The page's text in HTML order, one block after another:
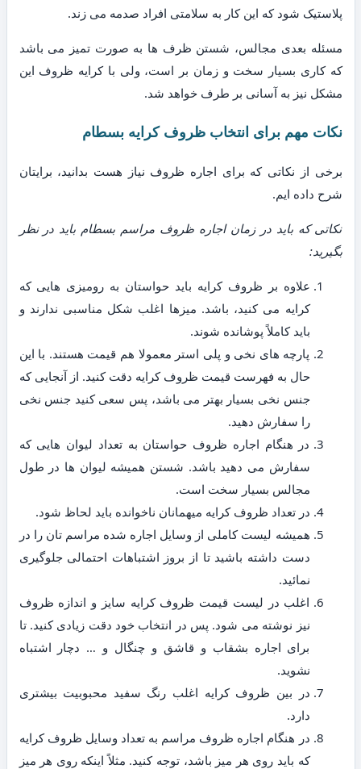
پلاستیک شود که این کار به سلامتی افراد صدمه می زند.
مسئله بعدی مجالس، شستن ظرف ها به صورت تمیز می باشد
که کاری بسیار سخت و زمان بر است، ولی با کرایه ظروف این
مشکل نیز به آسانی بر طرف خواهد شد.
نکات مهم برای انتخاب ظروف کرایه بسطام
برخی از نکاتی که برای اجاره ظروف نیاز هست بدانید، برایتان
شرح داده ایم.
نکاتی که باید در زمان اجاره ظروف مراسم بسطام باید در نظر
بگیرید:
علاوه بر ظروف کرایه باید حواستان به رومیزی هایی که
کرایه می کنید، باشد. میزها اغلب شکل مناسبی ندارند و
باید کاملاً پوشانده شوند.
پارچه های نخی و پلی استر معمولا هم قیمت هستند. با این
حال به فهرست قیمت ظروف کرایه دقت کنید. از آنجایی که
جنس نخی بسیار بهتر می باشد، پس سعی کنید جنس نخی
را سفارش دهید.
در هنگام اجاره ظروف حواستان به تعداد لیوان هایی که
سفارش می دهید باشد. شستن همیشه لیوان ها در طول
مجالس بسیار سخت است.
در تعداد ظروف کرایه میهمانان ناخوانده باید لحاظ شود.
همیشه لیست کاملی از وسایل اجاره شده مراسم تان را در
دست داشته باشید تا از بروز اشتباهات احتمالی جلوگیری
نمائید.
اغلب در لیست قیمت ظروف کرایه سایز و اندازه ظروف
نیز نوشته می شود. پس در انتخاب خود دقت زیادی کنید. تا
برای اجاره بشقاب و قاشق و چنگال و … دچار اشتباه
نشوید.
در بین ظروف کرایه اغلب رنگ سفید محبوبیت بیشتری
دارد.
در هنگام اجاره ظروف مراسم به تعداد وسایل ظروف کرایه
که باید روی هر میز باشد، توجه کنید. مثلاً اینکه روی هر میز